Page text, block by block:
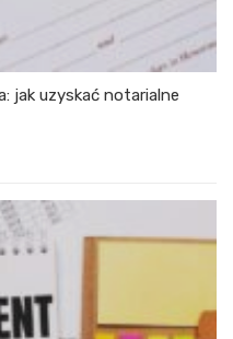
jak uzyskać notarialne